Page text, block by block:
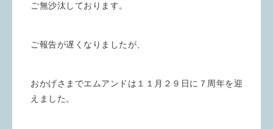
ご無沙汰しております。
ご報告が遅くなりましたが、
おかげさまでエムアンドは１１月２９日に７周年を迎
えました。